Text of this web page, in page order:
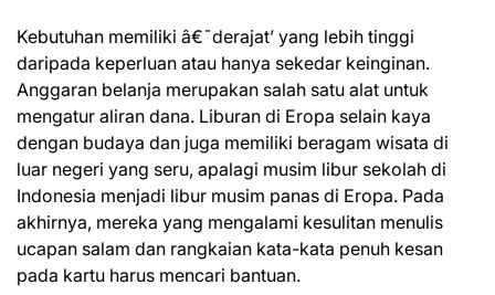
Kebutuhan memiliki â€˜derajat’ yang lebih tinggi
daripada keperluan atau hanya sekedar keinginan.
Anggaran belanja merupakan salah satu alat untuk
mengatur aliran dana. Liburan di Eropa selain kaya
dengan budaya dan juga memiliki beragam wisata di
luar negeri yang seru, apalagi musim libur sekolah di
Indonesia menjadi libur musim panas di Eropa. Pada
akhirnya, mereka yang mengalami kesulitan menulis
ucapan salam dan rangkaian kata-kata penuh kesan
pada kartu harus mencari bantuan.